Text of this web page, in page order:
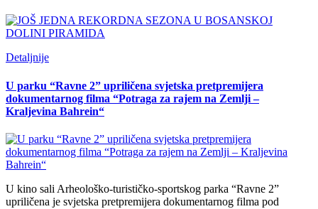
Detaljnije
U parku “Ravne 2” upriličena svjetska pretpremijera
dokumentarnog filma “Potraga za rajem na Zemlji –
Kraljevina Bahrein“
U kino sali Arheološko-turističko-sportskog parka “Ravne 2”
upriličena je svjetska pretpremijera dokumentarnog filma pod